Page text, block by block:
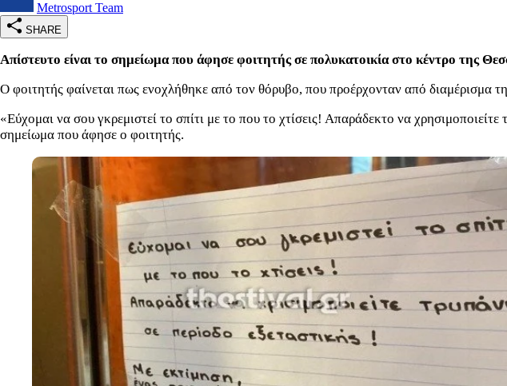
Metrosport Team
SHARE
Aπίστευτο είναι το σημείωμα που άφησε φοιτητής σε πολυκατοικία στο κέντρο της
Ο φοιτητής φαίνεται πως ενοχλήθηκε από τον θόρυβο, που προέρχονταν από διαμέρισμα
«Εύχομαι να σου γκρεμιστεί το σπίτι με το που το χτίσεις! Απαράδεκτο να
σημείωμα που άφησε ο φοιτητής.